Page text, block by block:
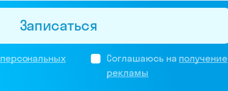
персональных
Соглашаюсь на получение
рекламы
Записаться